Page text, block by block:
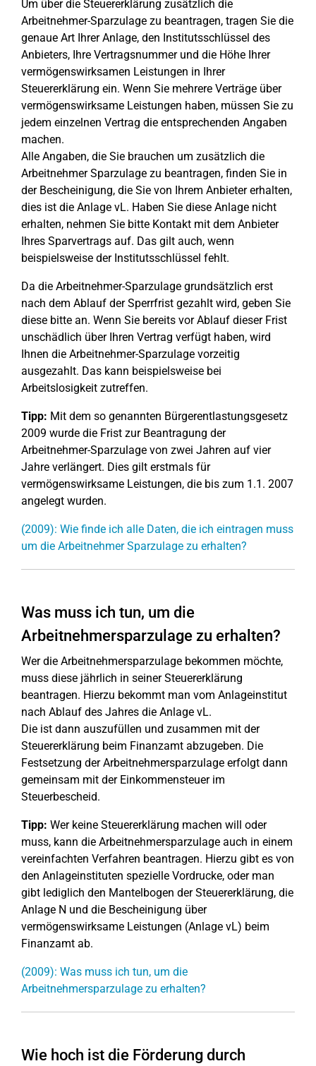
Um über die Steuererklärung zusätzlich die
Arbeitnehmer-Sparzulage zu beantragen, tragen Sie die
genaue Art Ihrer Anlage, den Institutsschlüssel des
Anbieters, Ihre Vertragsnummer und die Höhe Ihrer
vermögenswirksamen Leistungen in Ihrer
Steuererklärung ein. Wenn Sie mehrere Verträge über
vermögenswirksame Leistungen haben, müssen Sie zu
jedem einzelnen Vertrag die entsprechenden Angaben
machen.
Alle Angaben, die Sie brauchen um zusätzlich die
Arbeitnehmer Sparzulage zu beantragen, finden Sie in
der Bescheinigung, die Sie von Ihrem Anbieter erhalten,
dies ist die Anlage vL. Haben Sie diese Anlage nicht
erhalten, nehmen Sie bitte Kontakt mit dem Anbieter
Ihres Sparvertrags auf. Das gilt auch, wenn
beispielsweise der Institutsschlüssel fehlt.
Da die Arbeitnehmer-Sparzulage grundsätzlich erst
nach dem Ablauf der Sperrfrist gezahlt wird, geben Sie
diese bitte an. Wenn Sie bereits vor Ablauf dieser Frist
unschädlich über Ihren Vertrag verfügt haben, wird
Ihnen die Arbeitnehmer-Sparzulage vorzeitig
ausgezahlt. Das kann beispielsweise bei
Arbeitslosigkeit zutreffen.
Tipp: Mit dem so genannten Bürgerentlastungsgesetz
2009 wurde die Frist zur Beantragung der
Arbeitnehmer-Sparzulage von zwei Jahren auf vier
Jahre verlängert. Dies gilt erstmals für
vermögenswirksame Leistungen, die bis zum 1.1. 2007
angelegt wurden.
(2009): Wie finde ich alle Daten, die ich eintragen muss
um die Arbeitnehmer Sparzulage zu erhalten?
Was muss ich tun, um die
Arbeitnehmersparzulage zu erhalten?
Wer die Arbeitnehmersparzulage bekommen möchte,
muss diese jährlich in seiner Steuererklärung
beantragen. Hierzu bekommt man vom Anlageinstitut
nach Ablauf des Jahres die Anlage vL.
Die ist dann auszufüllen und zusammen mit der
Steuererklärung beim Finanzamt abzugeben. Die
Festsetzung der Arbeitnehmersparzulage erfolgt dann
gemeinsam mit der Einkommensteuer im
Steuerbescheid.
Tipp: Wer keine Steuererklärung machen will oder
muss, kann die Arbeitnehmersparzulage auch in einem
vereinfachten Verfahren beantragen. Hierzu gibt es von
den Anlageinstituten spezielle Vordrucke, oder man
gibt lediglich den Mantelbogen der Steuererklärung, die
Anlage N und die Bescheinigung über
vermögenswirksame Leistungen (Anlage vL) beim
Finanzamt ab.
(2009): Was muss ich tun, um die
Arbeitnehmersparzulage zu erhalten?
Wie hoch ist die Förderung durch